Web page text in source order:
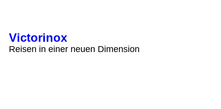
Victorinox
Reisen in einer neuen Dimension